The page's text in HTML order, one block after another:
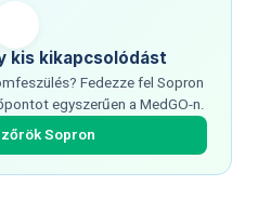
kis kikapcsolódást
Fedezze fel Sopron
egyszerűen a MedGO-n.
Sopron